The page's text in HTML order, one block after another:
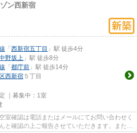
ン西新宿
「 西新宿五丁目 」駅 徒歩4分
野坂上 」駅 徒歩8分
「 都庁前 」駅 徒歩14分
西新宿 ５丁目
｜募集中： 1室
と確認の上ご報告させていただきます。また、